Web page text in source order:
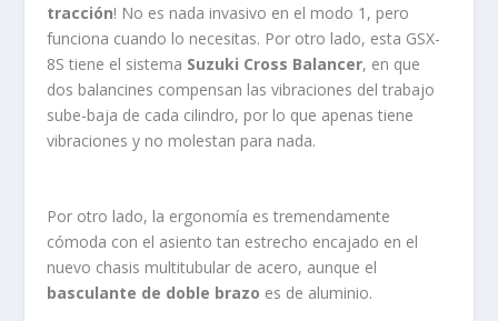
tracción! No es nada invasivo en el modo 1, pero
funciona cuando lo necesitas. Por otro lado, esta GSX-
8S tiene el sistema Suzuki Cross Balancer, en que
dos balancines compensan las vibraciones del trabajo
sube-baja de cada cilindro, por lo que apenas tiene
vibraciones y no molestan para nada.
Por otro lado, la ergonomía es tremendamente
cómoda con el asiento tan estrecho encajado en el
nuevo chasis multitubular de acero, aunque el
basculante de doble brazo es de aluminio.